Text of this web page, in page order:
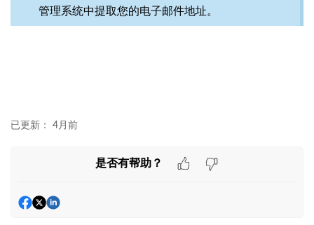
管理系统中提取您的电子邮件地址。
已更新： 4月前
是否有帮助？